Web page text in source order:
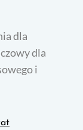
dla
dla
i